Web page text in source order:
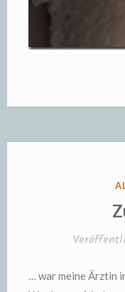
… war meine Ärztin